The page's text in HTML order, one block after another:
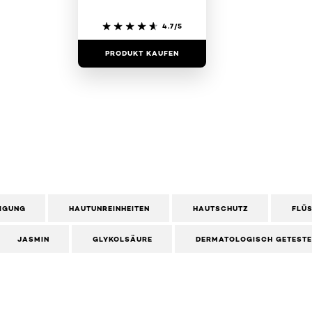
4.7/5
PRODUKT KAUFEN
HAUTUNREINHEITEN HAUTSCHUTZ
JASMIN GLYKOLSÄURE DERMATOLOGISCH